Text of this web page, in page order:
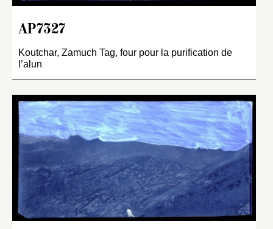
AP7327
Koutchar, Zamuch Tag, four pour la purification de
l’alun